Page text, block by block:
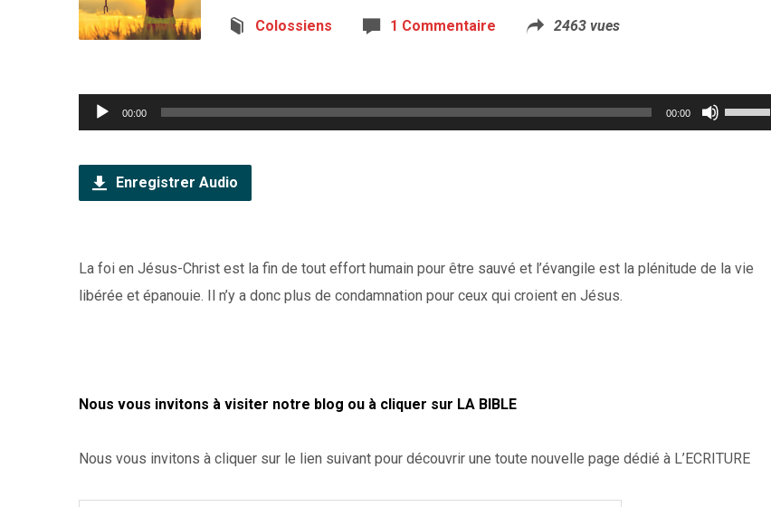
Colossiens 1 Commentaire 2463 vues
Lecteur
audio
00:00 00:00
Utilisez
les
ou
Enregistrer Audio
La foi en Jésus-Christ est la fin de tout effort humain pour être sauvé et l’évangile est la plénitude de la vie
libérée et épanouie. Il n’y a donc plus de condamnation pour ceux qui croient en Jésus.
Nous vous invitons à visiter notre blog ou à cliquer sur LA BIBLE
Nous vous invitons à cliquer sur le lien suivant pour découvrir une toute nouvelle page dédié à L’ECRITURE